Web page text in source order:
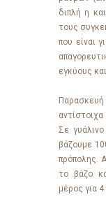
διπλή η
τους
που είναι
εγκύους
αντίστοιχα
Σε
βάζουμε
πρόπολης.
το βάζο
μέρος για